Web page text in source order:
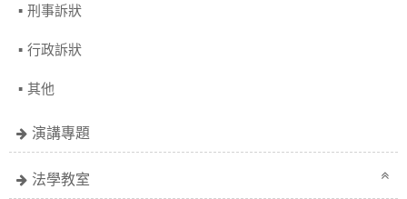
刑事訴狀
行政訴狀
其他
演講專題
法學教室